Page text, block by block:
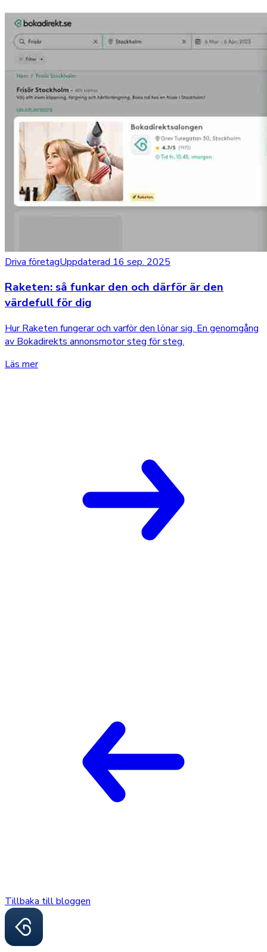
Driva företagUppdaterad 16 sep. 2025
Raketen: så funkar den och därför är den
värdefull för dig
Hur Raketen fungerar och varför den lönar sig. En genomgång
av Bokadirekts annonsmotor steg för steg.
Läs mer
Tillbaka till bloggen